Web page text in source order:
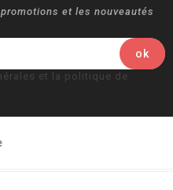
et les nouveautés
et la politique de